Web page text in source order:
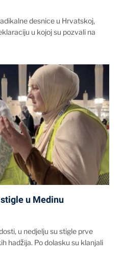
desnice u Hrvatskoj,
u kojoj su pozvali na
u Medinu
u nedjelju su stigle prve
hadžija. Po dolasku su klanjali